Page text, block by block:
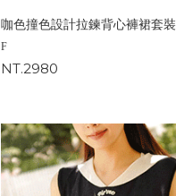
咖色撞色設計拉鍊背心褲裙套裝
F
NT.2980